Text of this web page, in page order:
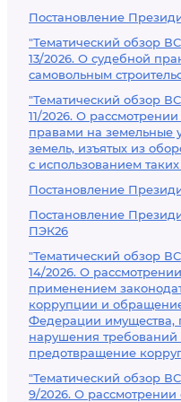
Постановление
"Тематический обзор
13/2026. О судебной
самовольным
"Тематический обзор
11/2026. О
правами на земельные
земель, изъятых из
с использованием таких
Постановление
Постановление
ПЭК26
"Тематический обзор
14/2026. О
применением
коррупции и
Федерации имущества,
нарушения требований
предотвращение
"Тематический обзор
9/2026. О рассмотрении